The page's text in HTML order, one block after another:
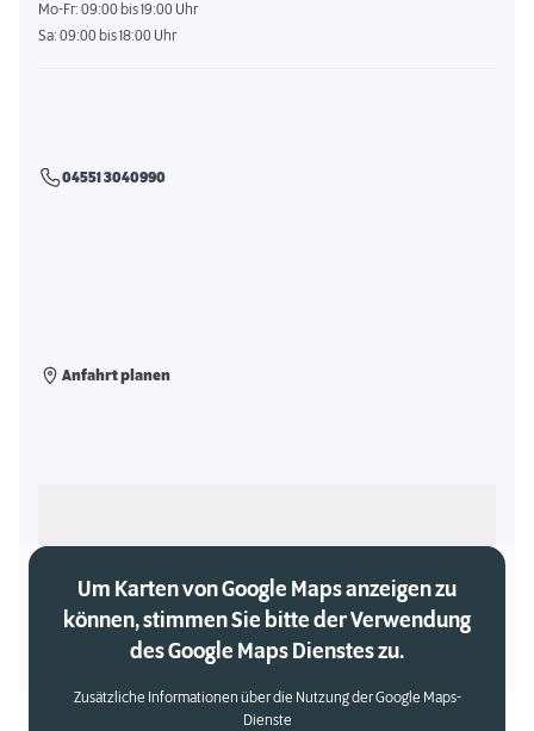
Mo-Fr: 09:00 bis 19:00 Uhr
Sa: 09:00 bis 18:00 Uhr
04551 3040990
Anfahrt planen
Um Karten von Google Maps anzeigen zu
können, stimmen Sie bitte der Verwendung
des Google Maps Dienstes zu.
Zusätzliche Informationen über die Nutzung der Google Maps-
Dienste